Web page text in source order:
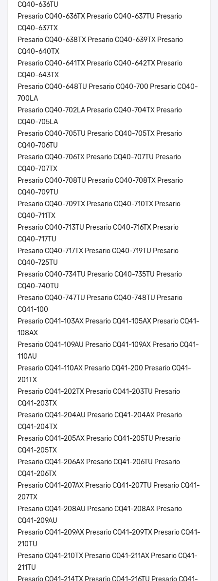
CQ40-636TU
Presario CQ40-636TX Presario CQ40-637TU Presario
CQ40-637TX
Presario CQ40-638TX Presario CQ40-639TX Presario
CQ40-640TX
Presario CQ40-641TX Presario CQ40-642TX Presario
CQ40-643TX
Presario CQ40-648TU Presario CQ40-700 Presario CQ40-
700LA
Presario CQ40-702LA Presario CQ40-704TX Presario
CQ40-705LA
Presario CQ40-705TU Presario CQ40-705TX Presario
CQ40-706TU
Presario CQ40-706TX Presario CQ40-707TU Presario
CQ40-707TX
Presario CQ40-708TU Presario CQ40-708TX Presario
CQ40-709TU
Presario CQ40-709TX Presario CQ40-710TX Presario
CQ40-711TX
Presario CQ40-713TU Presario CQ40-716TX Presario
CQ40-717TU
Presario CQ40-717TX Presario CQ40-719TU Presario
CQ40-725TU
Presario CQ40-734TU Presario CQ40-735TU Presario
CQ40-740TU
Presario CQ40-747TU Presario CQ40-748TU Presario
CQ41-100
Presario CQ41-103AX Presario CQ41-105AX Presario CQ41-
108AX
Presario CQ41-109AU Presario CQ41-109AX Presario CQ41-
110AU
Presario CQ41-110AX Presario CQ41-200 Presario CQ41-
201TX
Presario CQ41-202TX Presario CQ41-203TU Presario
CQ41-203TX
Presario CQ41-204AU Presario CQ41-204AX Presario
CQ41-204TX
Presario CQ41-205AX Presario CQ41-205TU Presario
CQ41-205TX
Presario CQ41-206AX Presario CQ41-206TU Presario
CQ41-206TX
Presario CQ41-207AX Presario CQ41-207TU Presario CQ41-
207TX
Presario CQ41-208AU Presario CQ41-208AX Presario
CQ41-209AU
Presario CQ41-209AX Presario CQ41-209TX Presario CQ41-
210TU
Presario CQ41-210TX Presario CQ41-211AX Presario CQ41-
211TU